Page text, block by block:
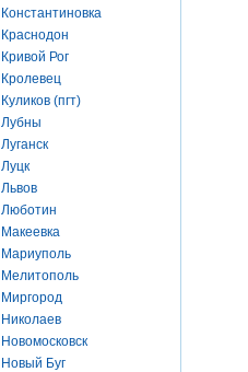
Константиновка
Краснодон
Кривой Рог
Кролевец
Куликов (пгт)
Лубны
Луганск
Луцк
Львов
Люботин
Макеевка
Мариуполь
Мелитополь
Миргород
Николаев
Новомосковск
Новый Буг